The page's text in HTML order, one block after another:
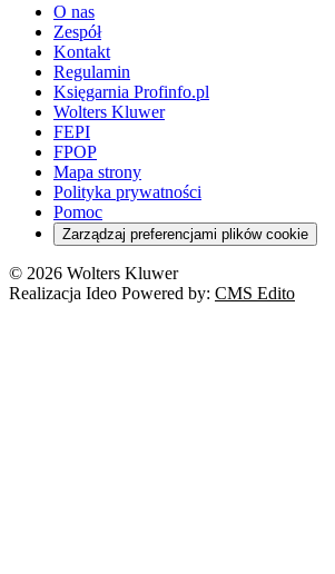
O nas
Zespół
Kontakt
Regulamin
Księgarnia Profinfo.pl
Wolters Kluwer
FEPI
FPOP
Mapa strony
Polityka prywatności
Pomoc
Zarządzaj preferencjami plików cookie
© 2026 Wolters Kluwer
Realizacja Ideo Powered by: CMS Edito